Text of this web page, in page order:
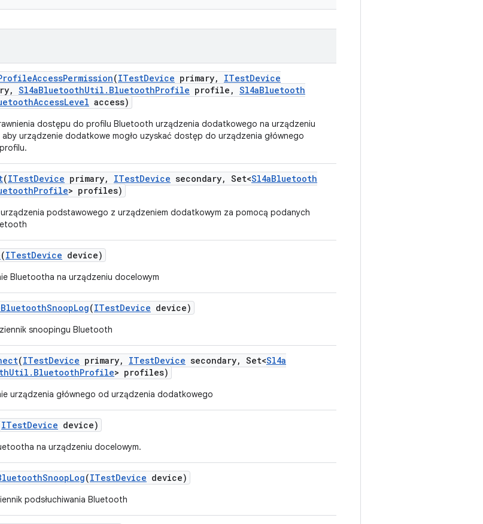
AccessPermission(ITestDevice primary, ITestDevice
, Sl4aBluetoothUtil . BluetoothProfile profile , Sl4aBluetooth
AccessLevel access)
dostępu do profilu Bluetooth urządzenia dodatkowego na urządzeniu
aby urządzenie dodatkowe mogło uzyskać dostęp do urządzenia głównego
(ITestDevice primary, ITestDevice secondary, Set<Sl4aBluetooth
Profile> profiles)
podstawowego z urządzeniem dodatkowym za pomocą podanych
(ITestDevice device)
Bluetootha na urządzeniu docelowym
BluetoothSnoopLog(ITestDevice device)
snoopingu Bluetooth
(ITestDevice primary, ITestDevice secondary, Set<Sl4a
Util . BluetoothProfile> profiles)
urządzenia głównego od urządzenia dodatkowego
ITestDevice device)
na urządzeniu docelowym.
SnoopLog(ITestDevice device)
podsłuchiwania Bluetooth